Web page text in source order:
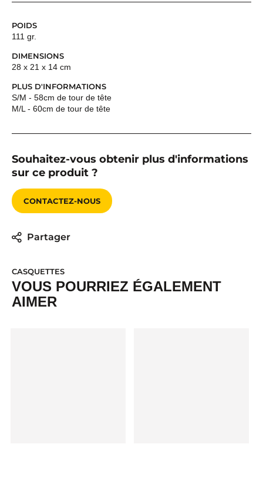
POIDS
111 gr.
DIMENSIONS
28 x 21 x 14 cm
PLUS D'INFORMATIONS
S/M - 58cm de tour de tête
M/L - 60cm de tour de tête
Souhaitez-vous obtenir plus d'informations
sur ce produit ?
CONTACTEZ-NOUS
Partager
CASQUETTES
VOUS POURRIEZ ÉGALEMENT
AIMER